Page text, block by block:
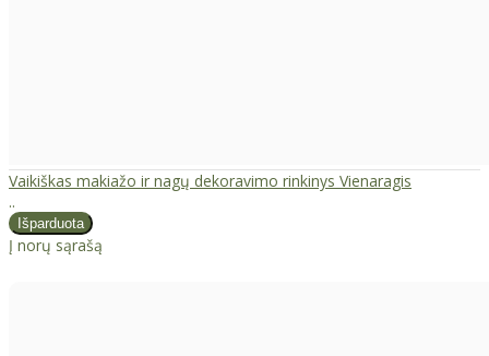
Vaikiškas makiažo ir nagų dekoravimo rinkinys Vienaragis
..
Į norų sąrašą